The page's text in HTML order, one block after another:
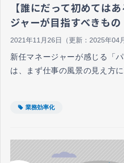
【誰にだって初めては
ジャーが目指すべきもの
2021年11月26日 （更新： 2025年04
新任マネージャーが感じる「
は、まず仕事の風景の見え方
業務効率化